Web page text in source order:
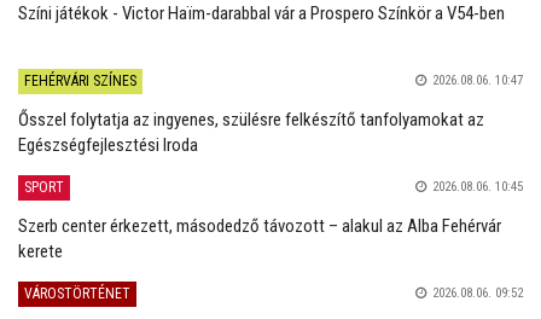
Színi játékok - Victor Haïm-darabbal vár a Prospero Színkör a V54-ben
FEHÉRVÁRI SZÍNES 2026.08.06. 10:47
Ősszel folytatja az ingyenes, szülésre felkészítő tanfolyamokat az
Egészségfejlesztési Iroda
SPORT 2026.08.06. 10:45
Szerb center érkezett, másodedző távozott – alakul az Alba Fehérvár
kerete
VÁROSTÖRTÉNET 2026.08.06. 09:52